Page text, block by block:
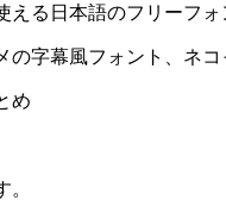
る日本語のフリーフ
字幕風フォント、ネ